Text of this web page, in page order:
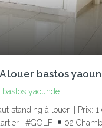
louer bastos
bastos yaounde
standing à louer || Prix:
: #GOLF
02